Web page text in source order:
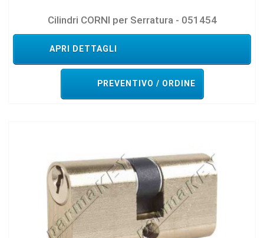
Cilindri CORNI per Serratura - 051454
APRI DETTAGLI
PREVENTIVO / ORDINE